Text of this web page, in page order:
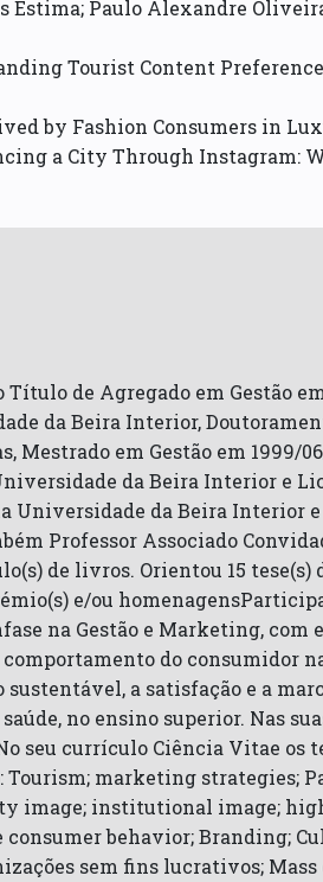
Paulo Alexandre
Tourist Content
by Fashion Consumers in
a City Through Instagram:
Título de Agregado em Gestão
da Beira Interior,
Mestrado em Gestão em 1999/
da Beira Interior e
Universidade da Beira Interior
Professor Associado
de livros. Orientou 15
e/ou
na Gestão e Marketing,
do consumidor
a satisfação e a
no ensino superior. Nas
seu currículo Ciência Vitae
marketing strategies;
image; institutional image;
behavior; Branding;
sem fins lucrativos;